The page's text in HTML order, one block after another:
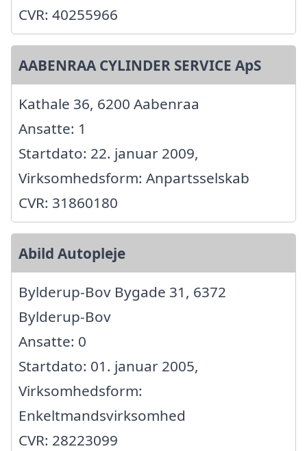
CVR: 40255966
AABENRAA CYLINDER SERVICE ApS
Kathale 36, 6200 Aabenraa
Ansatte: 1
Startdato: 22. januar 2009,
Virksomhedsform: Anpartsselskab
CVR: 31860180
Abild Autopleje
Bylderup-Bov Bygade 31, 6372
Bylderup-Bov
Ansatte: 0
Startdato: 01. januar 2005,
Virksomhedsform:
Enkeltmandsvirksomhed
CVR: 28223099